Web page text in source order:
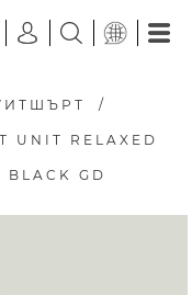
/
RELAXED
BLACK GD